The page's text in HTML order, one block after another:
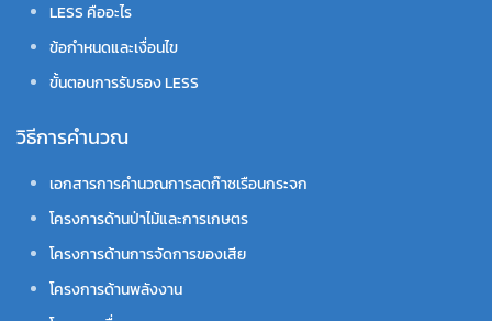
LESS คืออะไร
ข้อกำหนดและเงื่อนไข
ขั้นตอนการรับรอง LESS
วิธีการคำนวณ
เอกสารการคำนวณการลดก๊าซเรือนกระจก
โครงการด้านป่าไม้และการเกษตร
โครงการด้านการจัดการของเสีย
โครงการด้านพลังงาน